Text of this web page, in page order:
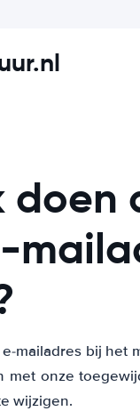
mailadres bij het
onze
wijzigen.